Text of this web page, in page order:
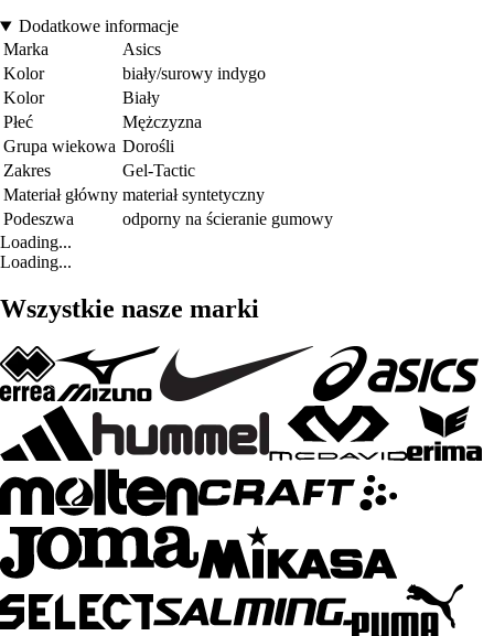
Dodatkowe informacje
Marka
Asics
Kolor
biały/surowy indygo
Kolor
Biały
Płeć
Mężczyzna
Grupa wiekowa Dorośli
Zakres
Gel-Tactic
Materiał główny materiał syntetyczny
Podeszwa
odporny na ścieranie gumowy
Loading...
Loading...
Wszystkie nasze marki